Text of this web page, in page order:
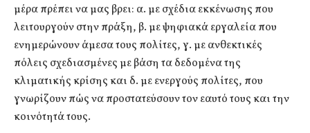
μέρα πρέπει να μας βρει: α. με σχέδια εκκένωσης που
λειτουργούν στην πράξη, β. με ψηφιακά εργαλεία που
ενημερώνουν άμεσα τους πολίτες, γ. με ανθεκτικές
πόλεις σχεδιασμένες με βάση τα δεδομένα της
κλιματικής κρίσης και δ. με ενεργούς πολίτες, που
γνωρίζουν πώς να προστατεύσουν τον εαυτό τους και την
κοινότητά τους.